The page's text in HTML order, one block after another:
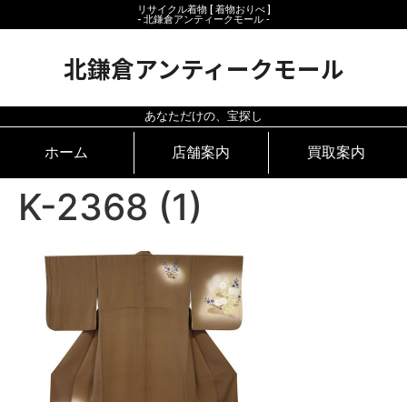
リサイクル着物 [ 着物おりべ ]
- 北鎌倉アンティークモール ‐
北鎌倉アンティークモール
あなただけの、宝探し
ホーム 店舗案内 買取案内
K-2368 (1)